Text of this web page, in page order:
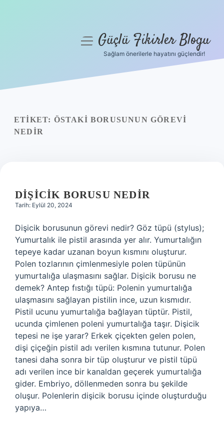
Yasal Uyarı
menüyüGüçlü Fikirler Blogu
Sağlam önerilerle hayatını güçlendir!
ETIKET: ÖSTAKI BORUSUNUN GÖREVI
NEDIR
DIŞICIK BORUSU NEDIR
Tarih: Eylül 20, 2024
Dişicik borusunun görevi nedir? Göz tüpü (stylus);
Yumurtalık ile pistil arasında yer alır. Yumurtalığın
tepeye kadar uzanan boyun kısmını oluşturur.
Polen tozlarının çimlenmesiyle polen tüpünün
yumurtalığa ulaşmasını sağlar. Dişicik borusu ne
demek? Antep fıstığı tüpü: Polenin yumurtalığa
ulaşmasını sağlayan pistilin ince, uzun kısmıdır.
Pistil ucunu yumurtalığa bağlayan tüptür. Pistil,
ucunda çimlenen poleni yumurtalığa taşır. Dişicik
tepesi ne işe yarar? Erkek çiçekten gelen polen,
dişi çiçeğin pistil adı verilen kısmına tutunur. Polen
tanesi daha sonra bir tüp oluşturur ve pistil tüpü
adı verilen ince bir kanaldan geçerek yumurtalığa
gider. Embriyo, döllenmeden sonra bu şekilde
oluşur. Polenlerin dişicik borusu içinde oluşturduğu
yapıya…